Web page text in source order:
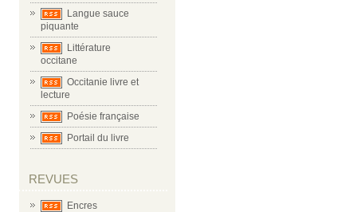
Langue sauce
piquante
Littérature
occitane
Occitanie livre et
lecture
Poésie française
Portail du livre
REVUES
Encres